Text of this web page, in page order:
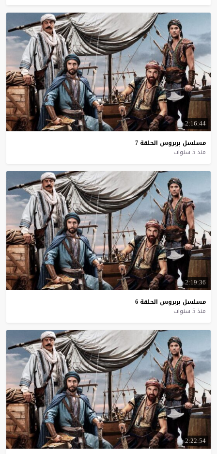
2:16:44
مسلسل بربروس الحلقة 7
منذ 5 سنوات
2:19:36
مسلسل بربروس الحلقة 6
منذ 5 سنوات
2:22:54